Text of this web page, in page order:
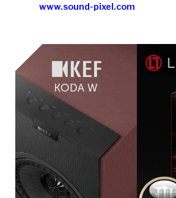
www.sound-pixel.com